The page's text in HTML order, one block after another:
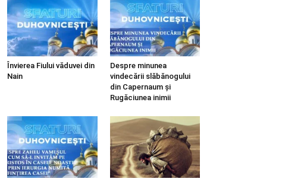
Învierea Fiului văduvei din
Nain
Despre minunea
vindecării slăbănogului
din Capernaum și
Rugăciunea inimii